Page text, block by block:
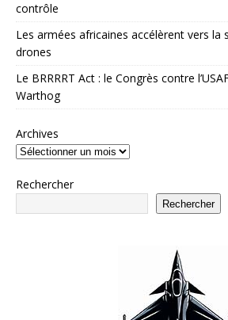
contrôle
Les armées africaines accélèrent vers la
drones
Le BRRRRT Act : le Congrès contre
Warthog
Archives
Rechercher
Rechercher